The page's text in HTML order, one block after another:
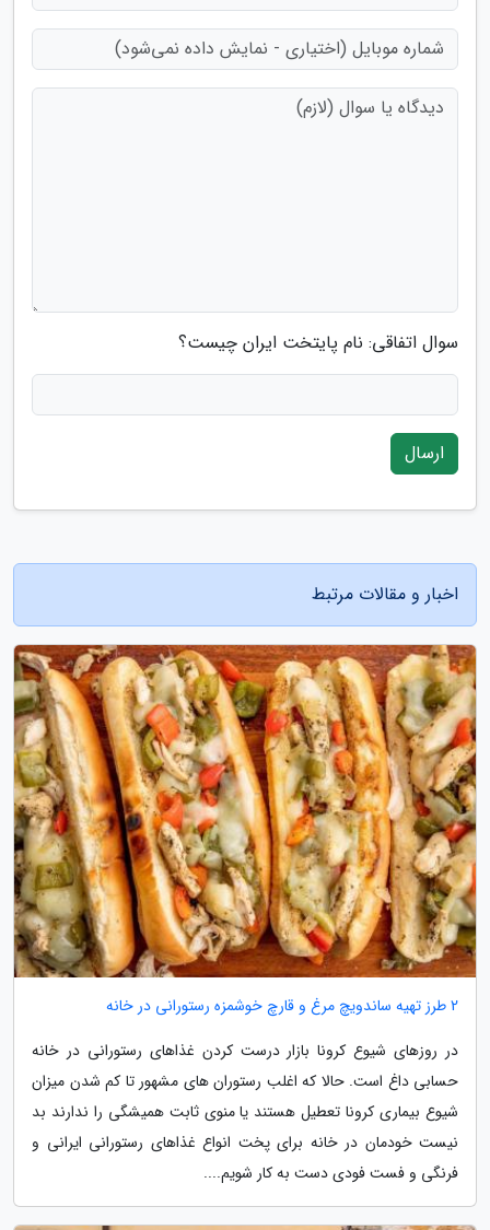
سوال اتفاقی: نام پایتخت ایران چیست؟
ارسال
اخبار و مقالات مرتبط
2 طرز تهیه ساندویچ مرغ و قارچ خوشمزه رستورانی در خانه
در روزهای شیوع کرونا بازار درست کردن غذاهای رستورانی در خانه
حسابی داغ است. حالا که اغلب رستوران های مشهور تا کم شدن میزان
شیوع بیماری کرونا تعطیل هستند یا منوی ثابت همیشگی را ندارند بد
نیست خودمان در خانه برای پخت انواع غذاهای رستورانی ایرانی و
فرنگی و فست فودی دست به کار شویم....